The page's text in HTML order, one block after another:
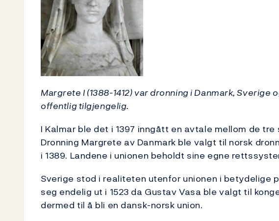
Margrete I (1388-1412) var dronning i Danmark, Sverige
offentlig tilgjengelig.
I Kalmar ble det i 1397 inngått en avtale mellom de tre
Dronning Margrete av Danmark ble valgt til norsk
i 1389. Landene i unionen beholdt sine egne
Sverige stod i realiteten utenfor unionen i betydelige
seg endelig ut i 1523 da Gustav Vasa ble valgt til
dermed til å bli en dansk-norsk union.